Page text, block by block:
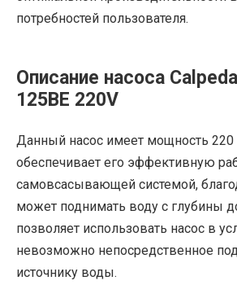
потребностей пользователя.
Описание насоса
125BE 220V
Данный насос имеет мощность 220
обеспечивает его эффективную
самовсасывающей системой,
может поднимать воду с глубины
позволяет использовать насос в
невозможно непосредственное
источнику воды.